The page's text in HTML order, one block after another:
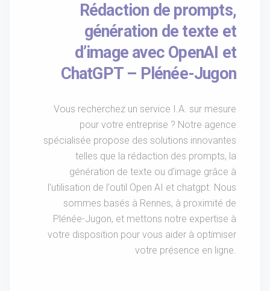
Rédaction de prompts,
génération de texte et
d’image avec OpenAI et
ChatGPT – Plénée-Jugon
Vous recherchez un service I.A. sur mesure
pour votre entreprise ? Notre agence
spécialisée propose des solutions innovantes
telles que la rédaction des prompts, la
génération de texte ou d'image grâce à
l'utilisation de l'outil Open AI et chatgpt. Nous
sommes basés à Rennes, à proximité de
Plénée-Jugon, et mettons notre expertise à
votre disposition pour vous aider à optimiser
votre présence en ligne.